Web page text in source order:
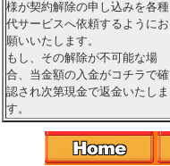
様が契約解除の申し込みを各種
代サービスへ依頼するようにお
願いいたします。
もし、その解除が不可能な場
合、当金額の入金がコチラで確
認され次第現金で返金いたしま
す。